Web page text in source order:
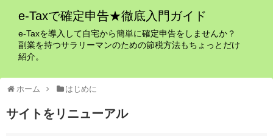
e-Taxで確定申告★徹底入門ガイド
e-Taxを導入して自宅から簡単に確定申告をしませんか？
副業を持つサラリーマンのための節税方法もちょっとだけ
紹介。
ホーム はじめに
サイトをリニューアル